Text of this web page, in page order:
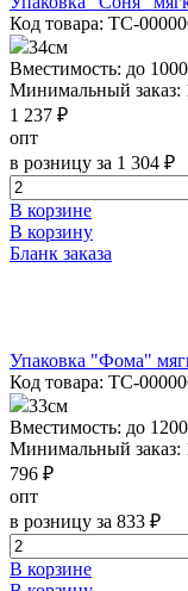
Код товара: ТС-
34см
Вместимость: до
Минимальный заказ:
1 237 ₽
опт
в розницу за 1 304 ₽
В корзине
В корзину
Бланк заказа
Упаковка "Фома"
Код товара: ТС-
33см
Вместимость: до
Минимальный заказ:
796 ₽
опт
в розницу за 833 ₽
В корзине